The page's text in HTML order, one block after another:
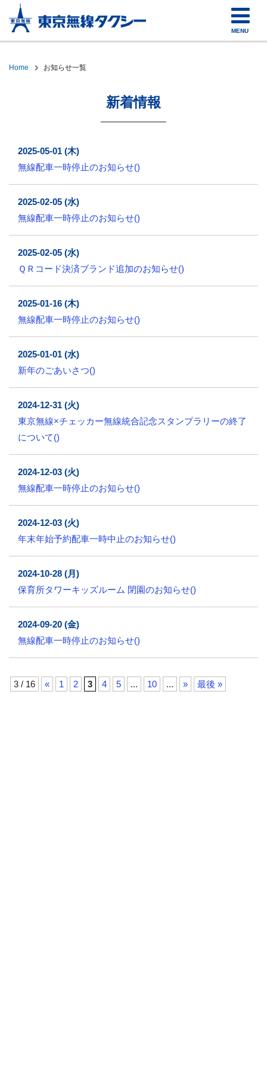
MENU
Home お知らせ一覧
新着情報
2025-05-01 (木)
無線配車一時停止のお知らせ()
2025-02-05 (水)
無線配車一時停止のお知らせ()
2025-02-05 (水)
ＱＲコード決済ブランド追加のお知らせ()
2025-01-16 (木)
無線配車一時停止のお知らせ()
2025-01-01 (水)
新年のごあいさつ()
2024-12-31 (火)
東京無線×チェッカー無線統合記念スタンプラリーの終了
について()
2024-12-03 (火)
無線配車一時停止のお知らせ()
2024-12-03 (火)
年末年始予約配車一時中止のお知らせ()
2024-10-28 (月)
保育所タワーキッズルーム 閉園のお知らせ()
2024-09-20 (金)
無線配車一時停止のお知らせ()
3 / 16 « 1 2 3 4 5 ... 10 ... » 最後 »